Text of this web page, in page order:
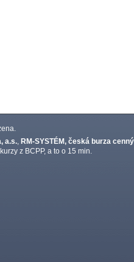
a.s. RM-SYSTÉM, česká burza
z BCPP, a to o 15 min.